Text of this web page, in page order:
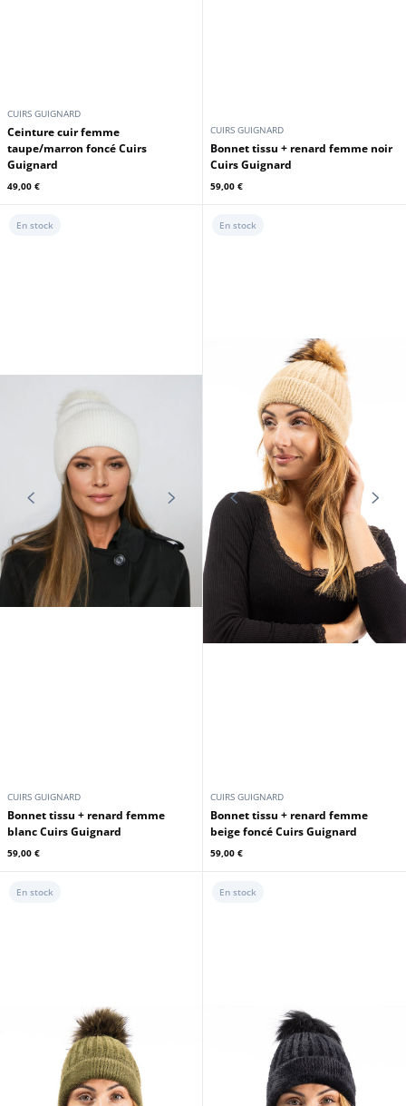
CUIRS GUIGNARD
Ceinture cuir femme
taupe/marron foncé Cuirs
Guignard
49,00 €
CUIRS GUIGNARD
Bonnet tissu + renard femme noir
Cuirs Guignard
59,00 €
CUIRS GUIGNARD
Bonnet tissu + renard femme
blanc Cuirs Guignard
59,00 €
En stock
CUIRS GUIGNARD
Bonnet tissu + renard femme
beige foncé Cuirs Guignard
59,00 €
En stock
En stock En stock